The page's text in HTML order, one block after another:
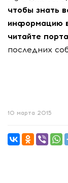
чтобы знать
информацию
читайте
последних
10 марта 2015